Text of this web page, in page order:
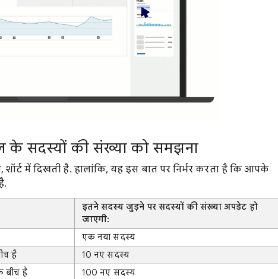
के सदस्यों की संख्या को समझना
में दिखती है. हालांकि, यह इस बात पर निर्भर करता है कि आपके
इतने सदस्य जुड़ने पर सदस्यों की संख्या अपडेट हो
जाएगी:
एक नया सदस्य
है
10 नए सदस्य
बीच है
100 नए सदस्य